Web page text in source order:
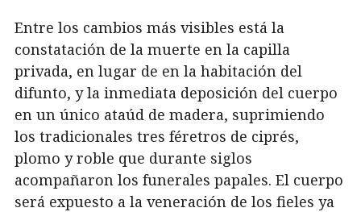
Entre los cambios más visibles está la
constatación de la muerte en la capilla
privada, en lugar de en la habitación del
difunto, y la inmediata deposición del cuerpo
en un único ataúd de madera, suprimiendo
los tradicionales tres féretros de ciprés,
plomo y roble que durante siglos
acompañaron los funerales papales. El cuerpo
será expuesto a la veneración de los fieles ya